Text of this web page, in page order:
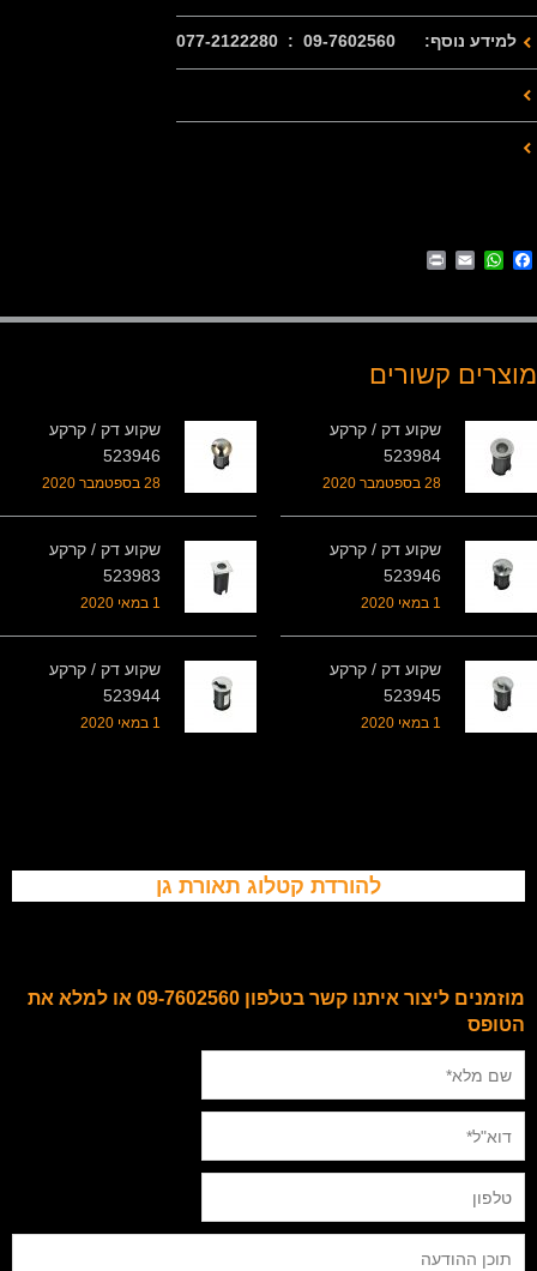
למידע נוסף: 09-7602560 : 077-2122280
Facebook
WhatsApp
Email
מוצרים קשורים
שקוע דק / קרקע
523984
28 בספטמבר 2020
שקוע דק / קרקע
523946
28 בספטמבר 2020
שקוע דק / קרקע
523946
1 במאי 2020
שקוע דק / קרקע
523983
1 במאי 2020
שקוע דק / קרקע
523945
1 במאי 2020
שקוע דק / קרקע
523944
1 במאי 2020
להורדת קטלוג תאורת גן
מוזמנים ליצור איתנו קשר בטלפון 09-7602560 או למלא את
הטופס